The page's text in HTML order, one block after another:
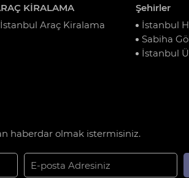
KİRALAMA
İstanbul Araç Kiralama
Şehirler
İstanbul
Sabiha
İstanbul
haberdar olmak istermisiniz.